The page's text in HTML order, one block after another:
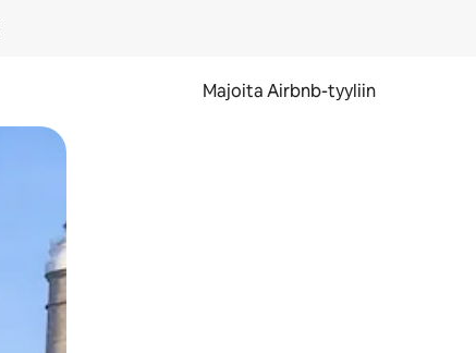
Majoita Airbnb-tyyliin